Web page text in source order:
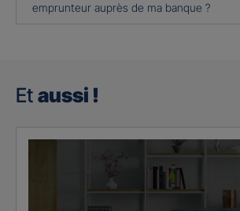
emprunteur auprès de ma banque ?
Et aussi !